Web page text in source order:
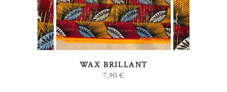
WAX BRILLANT
7,90€